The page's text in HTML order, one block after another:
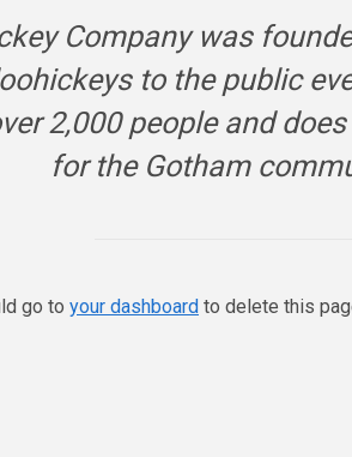
Company was
to the public
2,000 people and
for the Gotham
go to your dashboard to delete this